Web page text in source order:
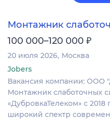
Монтажник
100 000–120 000 ₽
20 июля 2026 Москва
Jobers
Вакансия компании: ООО
Монтажник слаботочных
«ДубровкаТелеком» с 2018
широкий спектр